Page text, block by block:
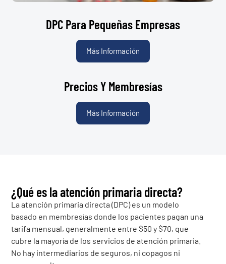
DPC Para Pequeñas Empresas
Más Información
Precios Y Membresías
Más Información
¿Qué es la atención primaria directa?
La atención primaria directa (DPC) es un modelo
basado en membresías donde los pacientes pagan una
tarifa mensual, generalmente entre $50 y $70, que
cubre la mayoría de los servicios de atención primaria.
No hay intermediarios de seguros, ni copagos ni